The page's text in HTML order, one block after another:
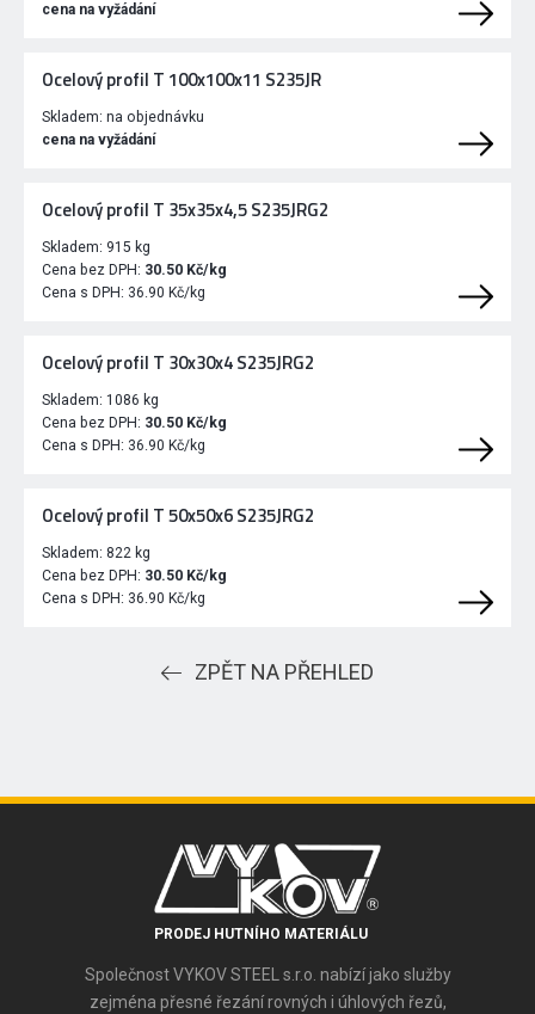
cena na vyžádání
Ocelový profil T 100x100x11 S235JR
Skladem: na objednávku
cena na vyžádání
Ocelový profil T 35x35x4,5 S235JRG2
Skladem: 915 kg
Cena bez DPH: 30.50 Kč/kg
Cena s DPH: 36.90 Kč/kg
Ocelový profil T 30x30x4 S235JRG2
Skladem: 1086 kg
Cena bez DPH: 30.50 Kč/kg
Cena s DPH: 36.90 Kč/kg
Ocelový profil T 50x50x6 S235JRG2
Skladem: 822 kg
Cena bez DPH: 30.50 Kč/kg
Cena s DPH: 36.90 Kč/kg
ZPĚT NA PŘEHLED
PRODEJ HUTNÍHO MATERIÁLU
Společnost VYKOV STEEL s.r.o. nabízí jako služby
zejména přesné řezání rovných i úhlových řezů,